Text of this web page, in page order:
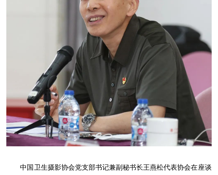
中国卫生摄影协会党支部书记兼副秘书长王燕松代表协会在座谈